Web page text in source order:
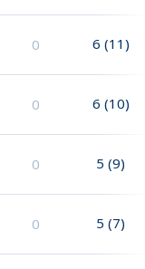
0 6 (11)
0 6 (10)
0 5 (9)
0 5 (7)